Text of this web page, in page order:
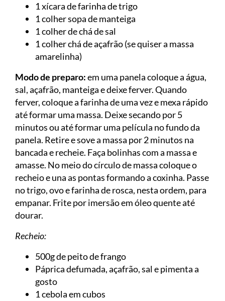
1 xícara de farinha de trigo
1 colher sopa de manteiga
1 colher de chá de sal
1 colher chá de açafrão (se quiser a massa
amarelinha)
Modo de preparo:em uma panela coloque a água,
sal, açafrão, manteiga e deixe ferver. Quando
ferver, coloque a farinha de uma vez e mexa rápido
até formar uma massa. Deixe secando por 5
minutos ou até formar uma película no fundo da
panela. Retire e sove a massa por 2 minutos na
bancada e recheie. Faça bolinhas com a massa e
amasse. No meio do círculo de massa coloque o
recheio e una as pontas formando a coxinha. Passe
no trigo, ovo e farinha de rosca, nesta ordem, para
empanar. Frite por imersão em óleo quente até
dourar.
Recheio:
500g de peito de frango
Páprica defumada, açafrão, sal e pimenta a
gosto
1 cebola em cubos